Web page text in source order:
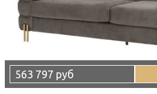
563 797 руб